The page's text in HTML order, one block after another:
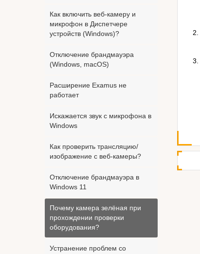
Как включить веб-камеру и
микрофон в Диспетчере
устройств (Windows)?
Отключение брандмауэра
(Windows, macOS)
Расширение Examus не
работает
Искажается звук с микрофона в
Windows
Как проверить трансляцию/
изображение с веб-камеры?
Отключение брандмауэра в
Windows 11
Почему камера зелёная при
прохождении проверки
оборудования?
Устранение проблем со